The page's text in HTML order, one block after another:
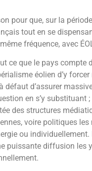
Électronucléaire d’EDF,
contribué à démarrer la
Cruas. Plutôt spécialisé
conventionnelle d’un
production nucléaire et
radioprotection, il est
le président du Collectif
Contrôle des Risques
(CCRR) sur la base
Toulon.